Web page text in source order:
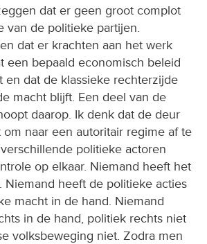
dat er geen groot complot
van de politieke partijen.
dat er krachten aan het werk
een bepaald economisch beleid
en dat de klassieke rechterzijde
macht blijft. Een deel van de
daarop. Ik denk dat de deur
naar een autoritair regime af te
politieke actoren
op elkaar. Niemand heeft het
Niemand heeft de politieke acties
macht in de hand. Niemand
in de hand, politiek rechts niet
volksbeweging niet. Zodra men